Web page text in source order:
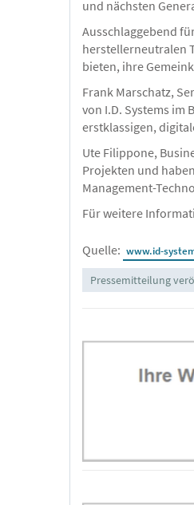
und nächsten
Ausschlaggebend
herstellerneutralen
bieten, ihre
Frank Marschatz,
von I.D. Systems
erstklassigen,
Ute Filippone,
Projekten und
Management-
Für weitere
Quelle: www.id-
Pressemitteilung